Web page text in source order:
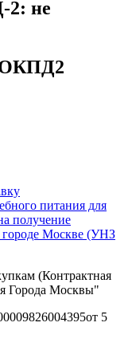
2: не
ОКПД2
питания для
получение
городе Москве (УНЗ
(Контрактная
Города Москвы"
от 5